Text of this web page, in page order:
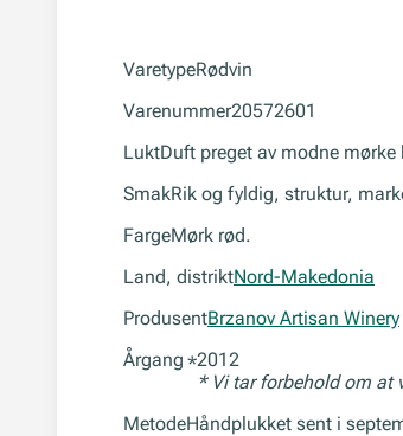
VaretypeRødvin
Varenummer20572601
LuktDuft preget av modne
SmakRik og fyldig, struktur,
FargeMørk rød.
Land, distriktNord-Makedonia
ProdusentBrzanov Artisan Winery
Årgang *2012
* Vi tar forbehold om at
MetodeHåndplukket sent i